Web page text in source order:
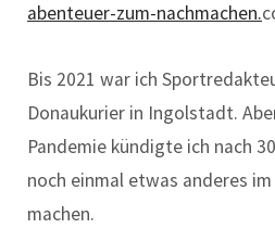
abenteuer-zum-nachmachen.
Bis 2021 war ich
Donaukurier in Ingolstadt.
Pandemie kündigte ich nach
noch einmal etwas anderes
machen.